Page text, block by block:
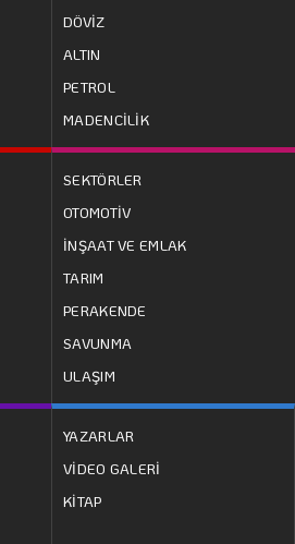
DÖVİZ
ALTIN
PETROL
MADENCİLİK
SEKTÖRLER
OTOMOTİV
İNŞAAT VE EMLAK
TARIM
PERAKENDE
SAVUNMA
ULAŞIM
YAZARLAR
VİDEO GALERİ
KİTAP